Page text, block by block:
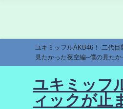
ユキミッフルAKB46！-二代
見たかった夜空編--僕の見た
ユキミッフ
ィックが止